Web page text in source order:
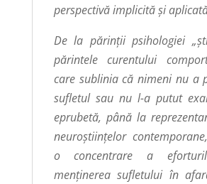
perspectivă implicită și
De la părinții psihologiei
părintele curentului
care sublinia că nimeni nu a
sufletul sau nu l-a putut
eprubetă, până la
neuroștiințelor
o concentrare a
menținerea sufletului în